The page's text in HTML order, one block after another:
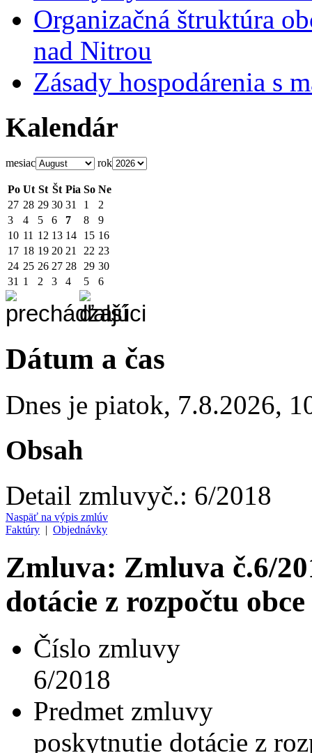
Organizačná štruktúra
nad Nitrou
Zásady hospodárenia s
Kalendár
mesiac rok
Po Ut St Št Pia So Ne
27 28 29 30 31 1
2
3
4 5 6 7 8
9
10 11 12 13 14 15 16
17 18 19 20 21 22 23
24 25 26 27 28 29 30
31 1 2 3 4 5 6
Dátum a čas
Dnes je piatok, 7.8.2026,
Obsah
Detail zmluvyč.: 6/2018
Naspäť na výpis zmlúv
Faktúry | Objednávky
Zmluva: Zmluva č.6/
dotácie z rozpočtu obce
Číslo zmluvy
6/2018
Predmet zmluvy
poskytnutie dotácie z